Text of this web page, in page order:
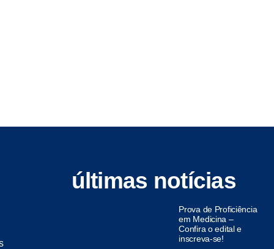
últimas notícias
Prova de Proficiência
em Medicina –
Confira o edital e
inscreva-se!